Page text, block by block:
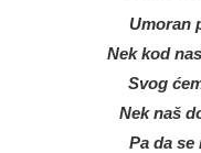
Umoran
Nek kod
Svog
Nek naš
Pa da se